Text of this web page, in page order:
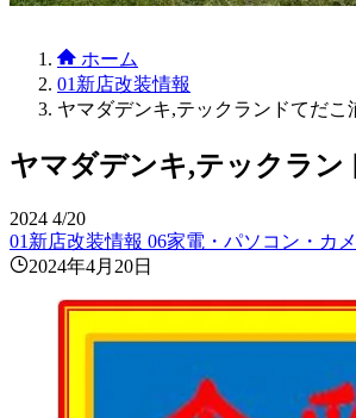
ホーム
01新店改装情報
ヤマダデンキ,テックランドてだこ
ヤマダデンキ,テックラン
2024 4/20
01新店改装情報 06家電・パソコン・カ
2024年4月20日